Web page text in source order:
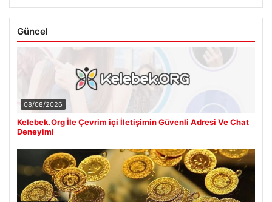
Güncel
08/08/2026
Kelebek.Org İle Çevrim içi İletişimin Güvenli Adresi Ve Chat
Deneyimi